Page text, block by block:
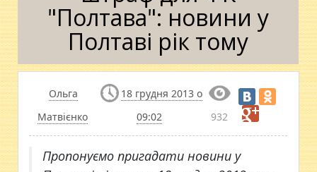
"Полтава": новини у
Полтаві рік тому
Ольга
Матвієнко
18 грудня 2013 о
09:02
932
Пропонуємо пригадати новини у